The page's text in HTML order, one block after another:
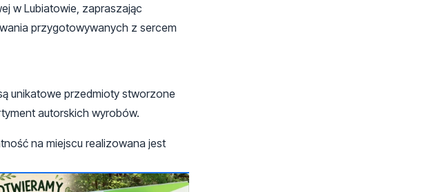
w Lubiatowie, zapraszając
przygotowywanych z sercem
unikatowe przedmioty stworzone
autorskich wyrobów.
na miejscu realizowana jest